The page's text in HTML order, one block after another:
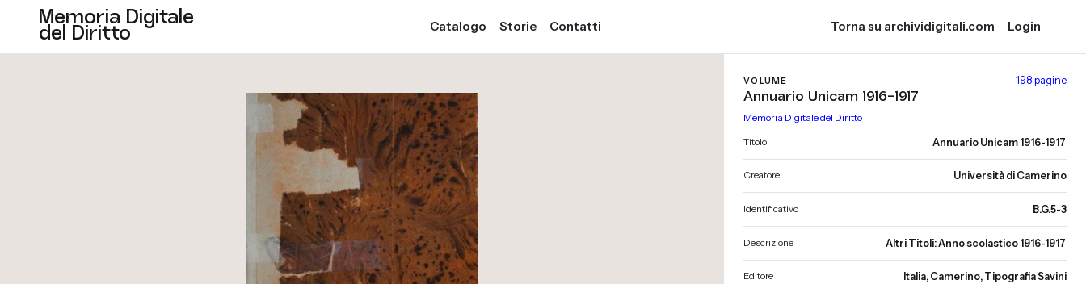
Memoria Digitale
del Diritto
Catalogo Storie Contatti Torna su archividigitali.com Login
VOLUME 198 pagine
Annuario Unicam 1916-1917
Memoria Digitale del Diritto
Titolo Annuario Unicam 1916-1917
Creatore Università di Camerino
Identificativo B.G.5-3
Descrizione Altri Titoli: Anno scolastico 1916-1917
Editore Italia, Camerino, Tipografia Savini